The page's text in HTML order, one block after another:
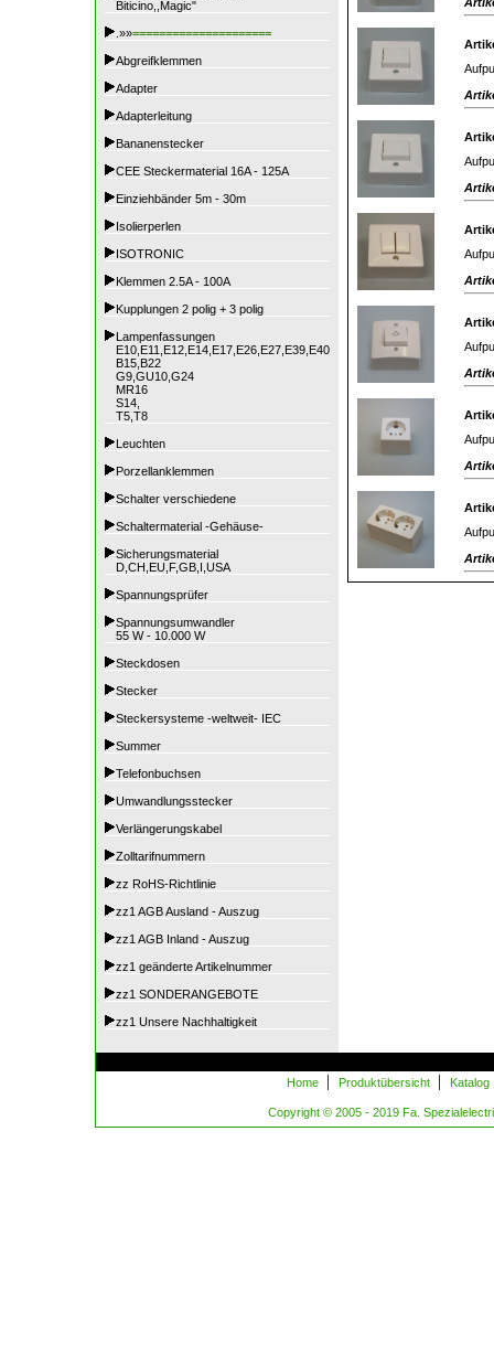
Biticino,,Magic"
.»»=====================
Abgreifklemmen
Adapter
Adapterleitung
Bananenstecker
CEE Steckermaterial 16A - 125A
Einziehbänder 5m - 30m
Isolierperlen
ISOTRONIC
Klemmen 2.5A - 100A
Kupplungen 2 polig + 3 polig
Lampenfassungen
E10,E11,E12,E14,E17,E26,E27,E39,E40
B15,B22
G9,GU10,G24
MR16
S14,
T5,T8
Leuchten
Porzellanklemmen
Schalter verschiedene
Schaltermaterial -Gehäuse-
Sicherungsmaterial
D,CH,EU,F,GB,I,USA
Spannungsprüfer
Spannungsumwandler
55 W - 10.000 W
Steckdosen
Stecker
Steckersysteme -weltweit- IEC
Summer
Telefonbuchsen
Umwandlungsstecker
Verlängerungskabel
Zolltarifnummern
zz RoHS-Richtlinie
zz1 AGB Ausland - Auszug
zz1 AGB Inland - Auszug
zz1 geänderte Artikelnummer
zz1 SONDERANGEBOTE
zz1 Unsere Nachhaltigkeit
Home | Produktübersicht | Katalog
Copyright © 2005 - 2019 Fa.